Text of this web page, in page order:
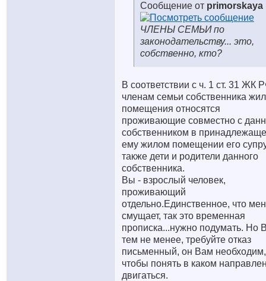
Сообщение от primorskaya
ЧЛЕНЫ СЕМЬИ по
законодательству... это,
собственно, кто?
В соответствии с ч. 1 ст. 31 ЖК
членам семьи собственника
помещения относятся
проживающие совместно с
собственником в
ему жилом помещении его
также дети и родители данного
собственника.
Вы - взрослый человек,
проживающий
отдельно.Единственное, что
смущает, так это временная
прописка...нужно подумать. Но
тем не менее, требуйте отказ
письменный, он Вам необходим,
чтобы понять в каком
двигаться.